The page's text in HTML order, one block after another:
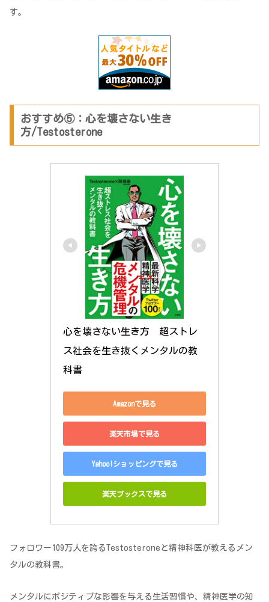
す。
おすすめ⑤：心を壊さない生き
方/Testosterone
心を壊さない生き方　超ストレ
ス社会を生き抜くメンタルの教
科書
Amazonで見る
楽天市場で見る
Yahoo!ショッピングで見る
楽天ブックスで見る
フォロワー109万人を誇るTestosteroneと精神科医が教えるメン
タルの教科書。
メンタルにポジティブな影響を与える生活習慣や、精神医学の知